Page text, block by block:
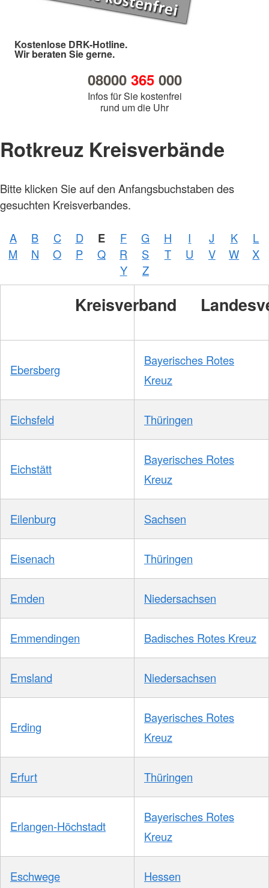
Kostenlose DRK-Hotline.
Wir beraten Sie gerne.
08000 365000
Infos für Sie kostenfrei
rund um die Uhr
Rotkreuz Kreisverbände
Bitte klicken Sie auf den Anfangsbuchstaben des
gesuchten Kreisverbandes.
A B C D E F G H I J K
L
M
N O P Q R S T U V W
X
Y
Z
Kreisverband
Ebersberg
Bayerisches Rotes
Kreuz
Eichsfeld Thüringen
Eichstätt
Bayerisches Rotes
Kreuz
Eilenburg Sachsen
Eisenach Thüringen
Emden Niedersachsen
Emmendingen Badisches Rotes Kreuz
Emsland Niedersachsen
Erding
Bayerisches Rotes
Kreuz
Erfurt Thüringen
Erlangen-Höchstadt
Bayerisches Rotes
Kreuz
Eschwege Hessen